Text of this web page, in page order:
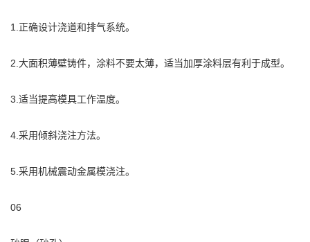
1.正确设计浇道和排气系统。
2.大面积薄壁铸件，涂料不要太薄，适当加厚涂料层有利于成型。
3.适当提高模具工作温度。
4.采用倾斜浇注方法。
5.采用机械震动金属模浇注。
06